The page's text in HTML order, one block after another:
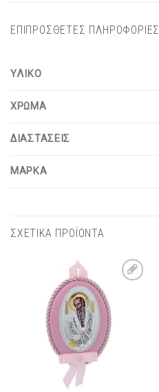
ΕΠΙΠΡΟΣΘΕΤΕΣ ΠΛΗΡΟΦΟΡΙΕΣ
ΥΛΙΚΟ
ΧΡΩΜΑ
ΔΙΑΣΤΑΣΕΙΣ
ΜΑΡΚΑ
ΣΧΕΤΙΚΑ ΠΡΟΪΟΝΤΑ
Πρόσθήκη
στην λίστα
επιθυμιών